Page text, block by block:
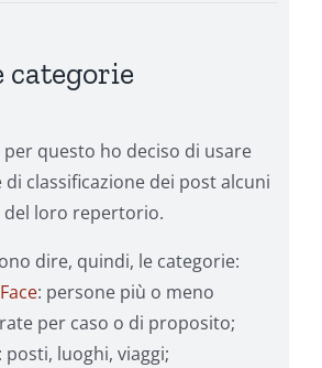
categorie
per questo ho deciso di usare
classificazione dei post alcuni
loro repertorio.
dire, quindi, le categorie:
: persone più o meno
per caso o di proposito;
: posti, luoghi, viaggi;